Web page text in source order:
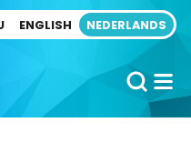
ENGLISH NEDERLANDS